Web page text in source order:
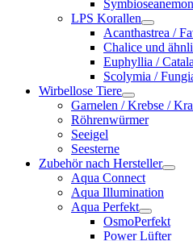
LPS Korallen
Acanthastrea /
Chalice und
Euphyllia /
Scolymia /
Wirbellose Tiere
Garnelen / Krebse /
Röhrenwürmer
Seeigel
Seesterne
Zubehör nach Hersteller
Aqua Connect
Aqua Illumination
Aqua Perfekt
OsmoPerfekt
Power Lüfter